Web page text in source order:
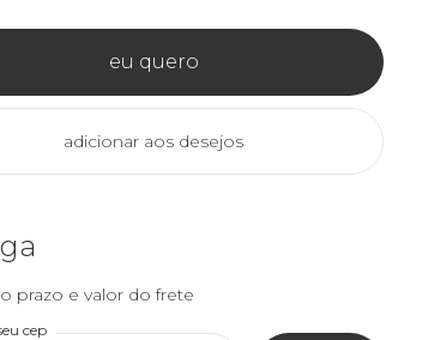
eu quero
adicionar aos desejos
prazo e valor do frete
cep